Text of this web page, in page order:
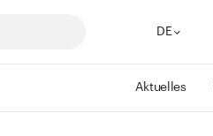
DE
Merkliste
Aktuelles